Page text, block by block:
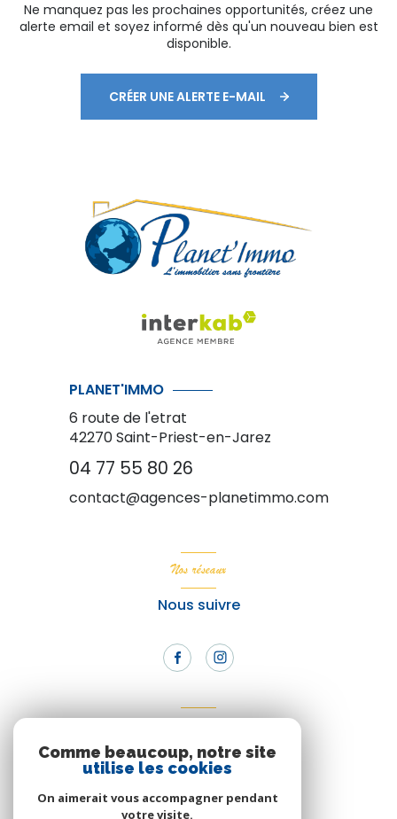
Ne manquez pas les prochaines opportunités, créez une
alerte email et soyez informé dès qu'un nouveau bien est
disponible.
CRÉER UNE ALERTE E-MAIL
PLANET'IMMO
6 route de l'etrat
42270Saint-Priest-en-Jarez
04 77 55 80 26
contact@agences-planetimmo.com
Nos réseaux
Nous suivre
Nous adhérons
Comme beaucoup, notre site
utilise les cookies
On aimerait vous accompagner pendant
votre visite.